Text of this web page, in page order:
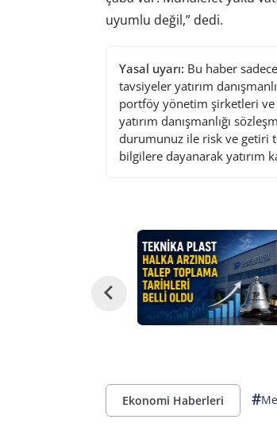
uyumlu değil,” dedi.
Yasal uyarı: Bu haber
tavsiyeler yatırım
portföy yönetim şirketleri ve
yatırım danışmanlığı
durumunuz ile risk ve getiri
bilgilere dayanarak yatırım
Ekonomi Haberleri #